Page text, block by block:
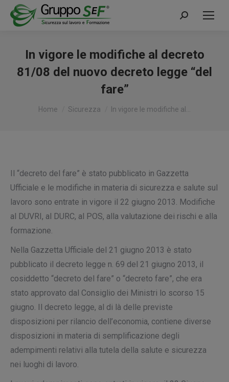
Cerca:
In vigore le modifiche al decreto
81/08 del nuovo decreto legge “del
fare”
Tu sei qui:
Home Sicurezza In vigore le modifiche al…
Il “decreto del fare” è stato pubblicato in Gazzetta
Ufficiale e le modifiche in materia di sicurezza e salute sul
lavoro sono entrate in vigore il 22 giugno 2013. Modifiche
al DUVRI, al DURC, al POS, alla valutazione dei rischi e alla
formazione.
Nella Gazzetta Ufficiale del 21 giugno 2013 è stato
pubblicato il decreto legge n. 69 del 21 giugno 2013, il
cosiddetto “decreto del fare” o “decreto fare”, che era
stato approvato dal Consiglio dei Ministri lo scorso 15
giugno. Il decreto legge, al di là delle previste
disposizioni per rilancio dell’economia, contiene diverse
disposizioni in materia di semplificazione degli
adempimenti relativi alla tutela della salute e sicurezza
nei luoghi di lavoro.